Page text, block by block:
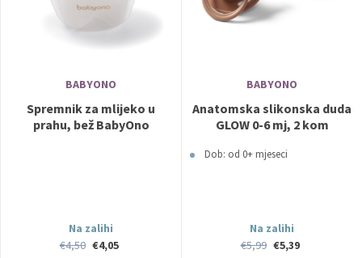
BABYONO
Spremnik za mlijeko u
prahu, bež BabyOno
Na zalihi
€4,50 €4,05
BABYONO
Anatomska slikonska duda
GLOW 0-6 mj, 2 kom
Dob: od 0+ mjeseci
Na zalihi
€5,99 €5,39